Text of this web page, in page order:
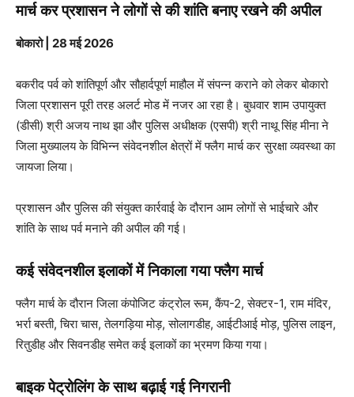
मार्च कर प्रशासन ने लोगों से की शांति बनाए रखने की अपील
बोकारो | 28 मई 2026
बकरीद पर्व को शांतिपूर्ण और सौहार्दपूर्ण माहौल में संपन्न कराने को लेकर बोकारो
जिला प्रशासन पूरी तरह अलर्ट मोड में नजर आ रहा है। बुधवार शाम उपायुक्त
(डीसी) श्री अजय नाथ झा और पुलिस अधीक्षक (एसपी) श्री नाथू सिंह मीना ने
जिला मुख्यालय के विभिन्न संवेदनशील क्षेत्रों में फ्लैग मार्च कर सुरक्षा व्यवस्था का
जायजा लिया।
प्रशासन और पुलिस की संयुक्त कार्रवाई के दौरान आम लोगों से भाईचारे और
शांति के साथ पर्व मनाने की अपील की गई।
कई संवेदनशील इलाकों में निकाला गया फ्लैग मार्च
फ्लैग मार्च के दौरान जिला कंपोजिट कंट्रोल रूम, कैंप-2, सेक्टर-1, राम मंदिर,
भर्रा बस्ती, चिरा चास, तेलगड़िया मोड़, सोलागडीह, आईटीआई मोड़, पुलिस लाइन,
रितुडीह और सिवनडीह समेत कई इलाकों का भ्रमण किया गया।
बाइक पेट्रोलिंग के साथ बढ़ाई गई निगरानी